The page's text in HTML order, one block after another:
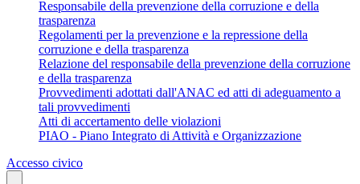
Responsabile della prevenzione della corruzione e della
trasparenza
Regolamenti per la prevenzione e la repressione della
corruzione e della trasparenza
Relazione del responsabile della prevenzione della corruzione
e della trasparenza
Provvedimenti adottati dall'ANAC ed atti di adeguamento a
tali provvedimenti
Atti di accertamento delle violazioni
PIAO - Piano Integrato di Attività e Organizzazione
Accesso civico